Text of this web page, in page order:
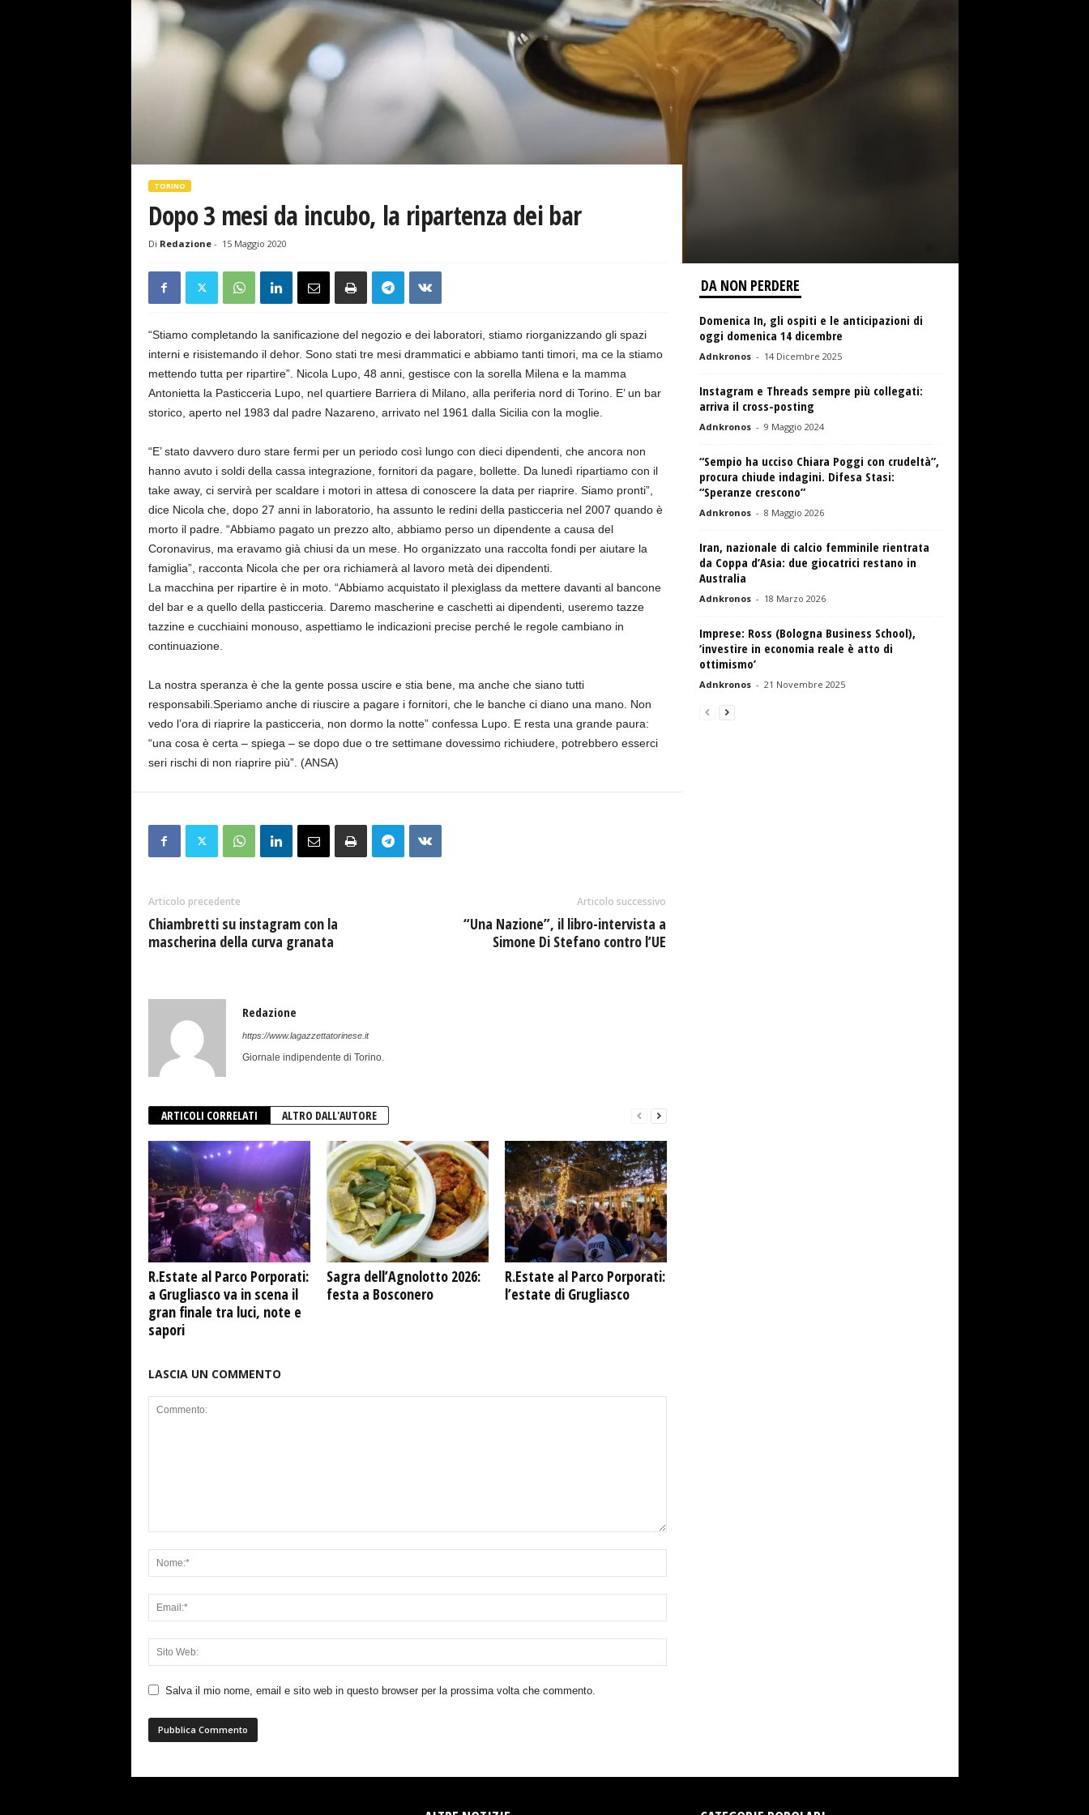
TORINO
Dopo 3 mesi da incubo, la ripartenza dei bar
Di Redazione- 15 Maggio 2020
“Stiamo completando la sanificazione del negozio e dei laboratori, stiamo riorganizzando gli spazi
interni e risistemando il dehor. Sono stati tre mesi drammatici e abbiamo tanti timori, ma ce la stiamo
mettendo tutta per ripartire”. Nicola Lupo, 48 anni, gestisce con la sorella Milena e la mamma
Antonietta la Pasticceria Lupo, nel quartiere Barriera di Milano, alla periferia nord di Torino. E’ un bar
storico, aperto nel 1983 dal padre Nazareno, arrivato nel 1961 dalla Sicilia con la moglie.
“E’ stato davvero duro stare fermi per un periodo così lungo con dieci dipendenti, che ancora non
hanno avuto i soldi della cassa integrazione, fornitori da pagare, bollette. Da lunedì ripartiamo con il
take away, ci servirà per scaldare i motori in attesa di conoscere la data per riaprire. Siamo pronti”,
dice Nicola che, dopo 27 anni in laboratorio, ha assunto le redini della pasticceria nel 2007 quando è
morto il padre. “Abbiamo pagato un prezzo alto, abbiamo perso un dipendente a causa del
Coronavirus, ma eravamo già chiusi da un mese. Ho organizzato una raccolta fondi per aiutare la
famiglia”, racconta Nicola che per ora richiamerà al lavoro metà dei dipendenti.
La macchina per ripartire è in moto. “Abbiamo acquistato il plexiglass da mettere davanti al bancone
del bar e a quello della pasticceria. Daremo mascherine e caschetti ai dipendenti, useremo tazze
tazzine e cucchiaini monouso, aspettiamo le indicazioni precise perché le regole cambiano in
continuazione.
La nostra speranza è che la gente possa uscire e stia bene, ma anche che siano tutti
responsabili.Speriamo anche di riuscire a pagare i fornitori, che le banche ci diano una mano. Non
vedo l’ora di riaprire la pasticceria, non dormo la notte” confessa Lupo. E resta una grande paura:
“una cosa è certa – spiega – se dopo due o tre settimane dovessimo richiudere, potrebbero esserci
seri rischi di non riaprire più”. (ANSA)
Articolo precedente
Chiambretti su instagram con la
mascherina della curva granata
Articolo successivo
“Una Nazione”, il libro-intervista a
Simone Di Stefano contro l’UE
Redazione
https://www.lagazzettatorinese.it
Giornale indipendente di Torino.
ARTICOLI CORRELATI ALTRO DALL'AUTORE
R.Estate al Parco Porporati:
a Grugliasco va in scena il
gran finale tra luci, note e
sapori
Sagra dell’Agnolotto 2026:
festa a Bosconero
R.Estate al Parco Porporati:
l’estate di Grugliasco
LASCIA UN COMMENTO
Salva il mio nome, email e sito web in questo browser per la prossima volta che commento.
DA NON PERDERE
Domenica In, gli ospiti e le anticipazioni di
oggi domenica 14 dicembre
Adnkronos - 14 Dicembre 2025
Instagram e Threads sempre più collegati:
arriva il cross-posting
Adnkronos - 9 Maggio 2024
“Sempio ha ucciso Chiara Poggi con crudeltà”,
procura chiude indagini. Difesa Stasi:
“Speranze crescono”
Adnkronos - 8 Maggio 2026
Iran, nazionale di calcio femminile rientrata
da Coppa d’Asia: due giocatrici restano in
Australia
Adnkronos - 18 Marzo 2026
Imprese: Ross (Bologna Business School),
‘investire in economia reale è atto di
ottimismo’
Adnkronos - 21 Novembre 2025